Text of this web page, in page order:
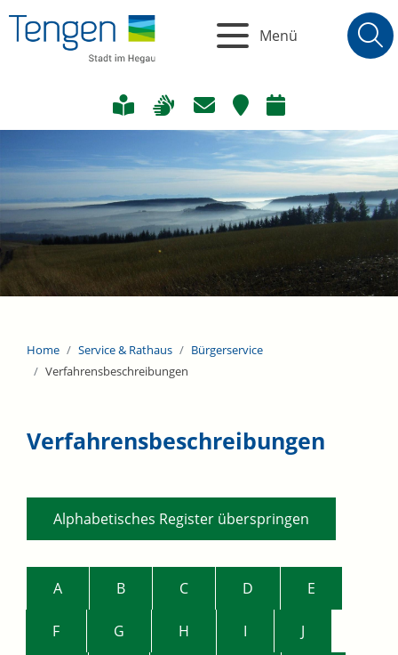
Menü
Home Service & Rathaus
Bürgerservice
Verfahrensbeschreibungen
Verfahrensbeschreibungen
Alphabetisches Register überspringen
A B C D E
F G H I J